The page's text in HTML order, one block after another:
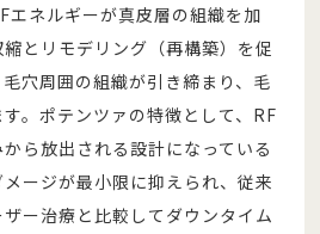
エネルギーが真皮層の組織を加
とリモデリング（再構築）を促
穴周囲の組織が引き締まり、毛
。ポテンツァの特徴として、RF
ら放出される設計になっている
ージが最小限に抑えられ、従来
ー治療と比較してダウンタイム